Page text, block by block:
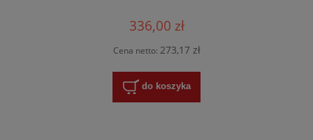
336,00 zł
Cena netto: 273,17 zł
do koszyka